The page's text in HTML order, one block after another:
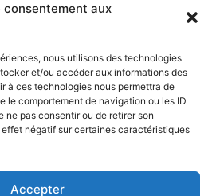
consentement aux
nous utilisons des technologies
et/ou accéder aux informations des
à ces technologies nous permettra de
le comportement de navigation ou les ID
ne pas consentir ou de retirer son
négatif sur certaines caractéristiques
Accepter
vs Monaco, initialement
sur